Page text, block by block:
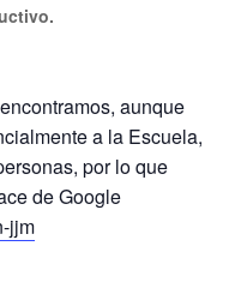
aunque
a la Escuela,
por lo que
de Google
jjm